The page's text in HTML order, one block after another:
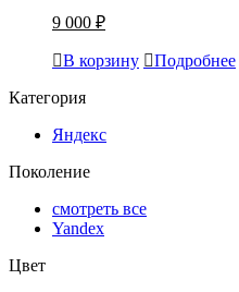
9 000 ₽
В корзину
Подробнее
Категория
Яндекс
Поколение
смотреть все
Yandex
Цвет